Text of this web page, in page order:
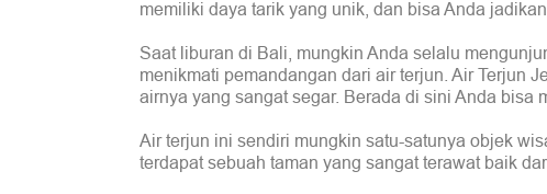
memiliki daya tarik yang unik, dan bisa Anda
Saat liburan di Bali, mungkin Anda selalu
menikmati pemandangan dari air terjun. Air Terjun
airnya yang sangat segar. Berada di sini Anda bisa
Air terjun ini sendiri mungkin satu-satunya objek
terdapat sebuah taman yang sangat terawat baik